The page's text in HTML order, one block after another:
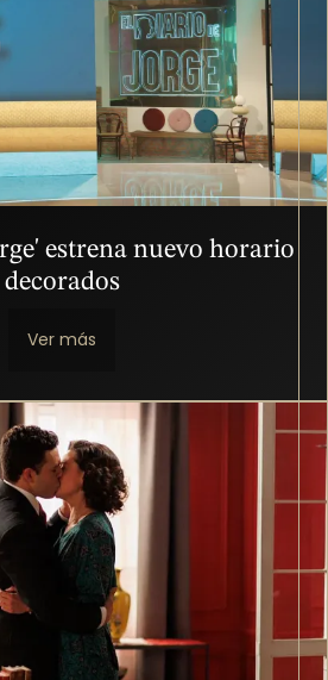
estrena nuevo horario
decorados
Ver más